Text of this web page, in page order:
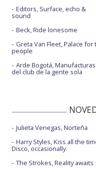
Editors, Surface, echo &
sound
Beck, Ride lonesome
Greta Van Fleet, Palace for
people
Arde Bogotá, Manufacturas
del club de la gente sola
Julieta Venegas, Norteña
Harry Styles, Kiss all the
Disco, occasionally.
The Strokes, Reality awaits